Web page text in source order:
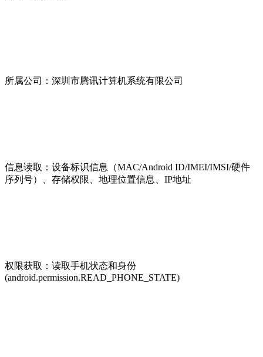
所属公司：深圳市腾讯计算机系统有限公司
信息读取：设备标识信息（MAC/Android ID/IMEI/IMSI/硬件
序列号）、存储权限、地理位置信息、IP地址
权限获取：读取手机状态和身份
(android.permission.READ_PHONE_STATE)